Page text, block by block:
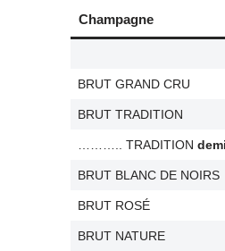
Champagne
BRUT GRAND CRU
BRUT TRADITION
……….. TRADITION demi
BRUT BLANC DE NOIRS
BRUT ROSÉ
BRUT NATURE